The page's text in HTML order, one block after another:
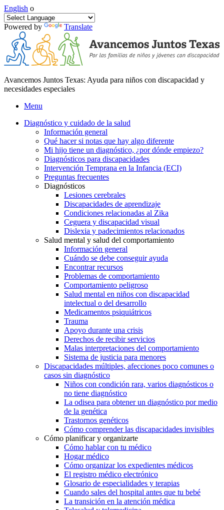
English o
Powered by Translate
Avancemos Juntos Texas: Ayuda para niños con discapacidad y
necesidades especiales
Menu
Diagnóstico y cuidado de la salud
Información general
Qué hacer si notas que hay algo diferente
Mi hijo tiene un diagnóstico, ¿por dónde empiezo?
Diagnósticos para discapacidades
Intervención Temprana en la Infancia (ECI)
Preguntas frecuentes
Diagnósticos
Lesiones cerebrales
Discapacidades de aprendizaje
Condiciones relacionadas al Zika
Ceguera y discapacidad visual
Dislexia y padecimientos relacionados
Salud mental y salud del comportamiento
Información general
Cuándo se debe conseguir ayuda
Encontrar recursos
Problemas de comportamiento
Comportamiento peligroso
Salud mental en niños con discapacidad
intelectual o del desarrollo
Medicamentos psiquiátricos
Trauma
Apoyo durante una crisis
Derechos de recibir servicios
Malas interpretaciones del comportamiento
Sistema de justicia para menores
Discapacidades múltiples, afecciones poco comunes o
casos sin diagnóstico
Niños con condición rara, varios diagnósticos o
no tiene diagnóstico
La odisea para obtener un diagnóstico por medio
de la genética
Trastornos genéticos
Cómo comprender las discapacidades invisibles
Cómo planificar y organizarte
Cómo hablar con tu médico
Hogar médico
Cómo organizar los expedientes médicos
El registro médico electrónico
Glosario de especialidades y terapias
Cuando sales del hospital antes que tu bebé
La transición en la atención médica